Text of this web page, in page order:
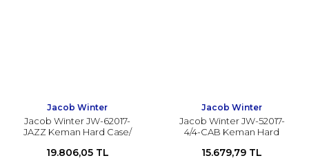
Jacob Winter
Jacob Winter JW-62017-
JAZZ Keman Hard Case/
19.806,05 TL
Jacob Winter
Jacob Winter JW-52017-
4/4-CAB Keman Hard
15.679,79 TL